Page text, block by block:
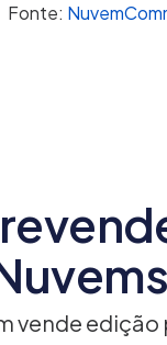
Fonte:
vende